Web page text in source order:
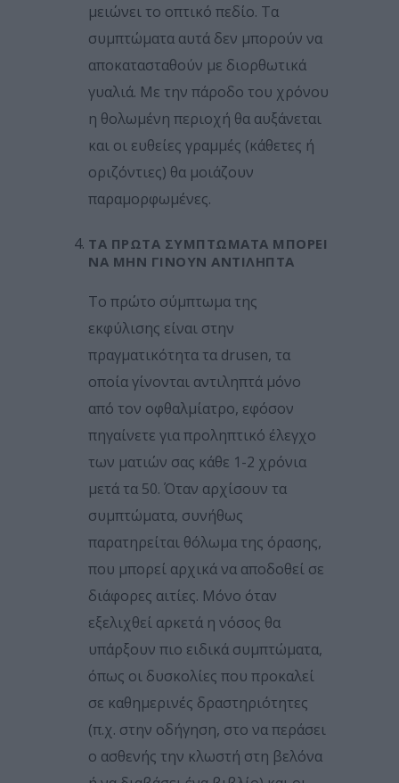
μειώνει το οπτικό πεδίο. Τα
συμπτώματα αυτά δεν μπορούν να
αποκατασταθούν με διορθωτικά
γυαλιά. Με την πάροδο του χρόνου
η θολωμένη περιοχή θα αυξάνεται
και οι ευθείες γραμμές (κάθετες ή
οριζόντιες) θα μοιάζουν
παραμορφωμένες.
ΤΑ ΠΡΏΤΑ ΣΥΜΠΤΏΜΑΤΑ ΜΠΟΡΕΊ
ΝΑ ΜΗΝ ΓΊΝΟΥΝ ΑΝΤΙΛΗΠΤΆ
Το πρώτο σύμπτωμα της
εκφύλισης είναι στην
πραγματικότητα τα drusen, τα
οποία γίνονται αντιληπτά μόνο
από τον οφθαλμίατρο, εφόσον
πηγαίνετε για προληπτικό έλεγχο
των ματιών σας κάθε 1-2 χρόνια
μετά τα 50. Όταν αρχίσουν τα
συμπτώματα, συνήθως
παρατηρείται θόλωμα της όρασης,
που μπορεί αρχικά να αποδοθεί σε
διάφορες αιτίες. Μόνο όταν
εξελιχθεί αρκετά η νόσος θα
υπάρξουν πιο ειδικά συμπτώματα,
όπως οι δυσκολίες που προκαλεί
σε καθημερινές δραστηριότητες
(π.χ. στην οδήγηση, στο να περάσει
ο ασθενής την κλωστή στη βελόνα